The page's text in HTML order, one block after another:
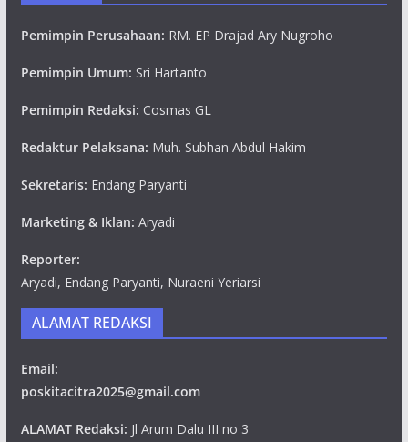
Pemimpin Perusahaan: RM. EP Drajad Ary Nugroho
Pemimpin Umum: Sri Hartanto
Pemimpin Redaksi: Cosmas GL
Redaktur Pelaksana: Muh. Subhan Abdul Hakim
Sekretaris: Endang Paryanti
Marketing & Iklan: Aryadi
Reporter:
Aryadi, Endang Paryanti, Nuraeni Yeriarsi
ALAMAT REDAKSI
Email:
poskitacitra2025@gmail.com
ALAMAT Redaksi: Jl Arum Dalu III no 3